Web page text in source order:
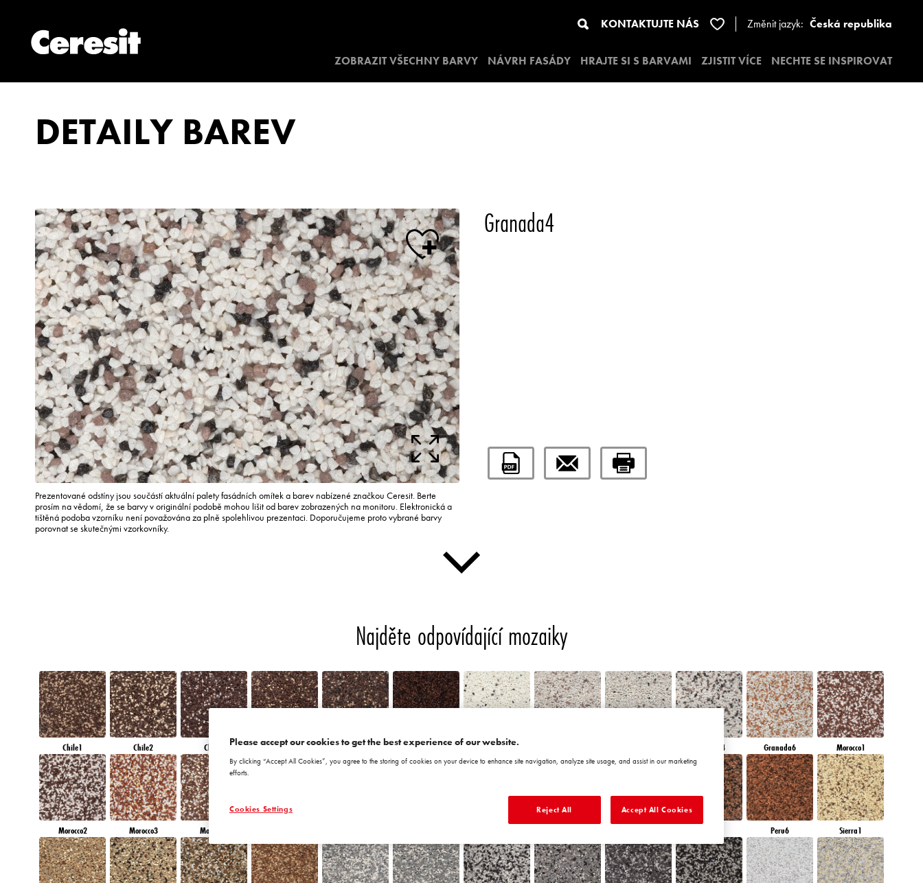
KONTAKTUJTE NÁS Změnit jazyk: Česká republika
ZOBRAZIT VŠECHNY BARVY NÁVRH FASÁDY HRAJTE SI S BARVAMI ZJISTIT VÍCE NECHTE SE INSPIROVAT
DETAILY BAREV
Prezentované odstíny jsou součástí aktuální palety fasádních omítek a barev nabízené značkou Ceresit. Berte
prosím na vědomí, že se barvy v originální podobě mohou lišit od barev zobrazených na monitoru. Elektronická a
tištěná podoba vzorníku není považována za plně spolehlivou prezentaci. Doporučujeme proto vybrané barvy
porovnat se skutečnými vzorkovníky.
Granada4
Najděte odpovídající mozaiky
Chile1 Chile2 Chile3 Chile4 Chile5 Chile6 Granada1 Granada4 Granada6 Morocco1
Morocco2 Morocco3 Morocco4 Peru6 Sierra1
Please accept our cookies to get the best experience of our website.
By clicking “Accept All Cookies”, you agree to the storing of cookies on your device to enhance site navigation, analyze site usage, and assist in our marketing
efforts.
Cookies Settings Reject All Accept All Cookies